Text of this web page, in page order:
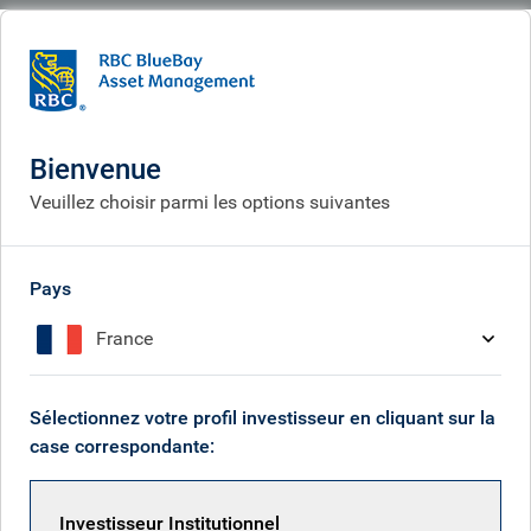
What we do
L’ordre mondial multipolaire
émergent
Bienvenue
Veuillez choisir parmi les options suivantes
Pays
France
Sélectionnez votre profil investisseur en cliquant sur la
case correspondante:
Investisseur Institutionnel